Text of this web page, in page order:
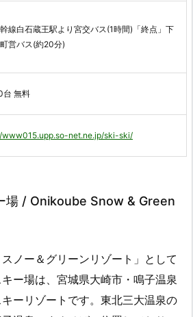
線白石蔵王駅より宮交バス(1時間)「終点」下
営バス(約20分)
台 無料
www015.upp.so-net.ne.jp/ski-ski/
場 / Onikoube Snow & Green
スノー＆グリーンリゾート」として
ー場は、宮城県大崎市・鳴子温泉
ーリゾートです。東北三大温泉の